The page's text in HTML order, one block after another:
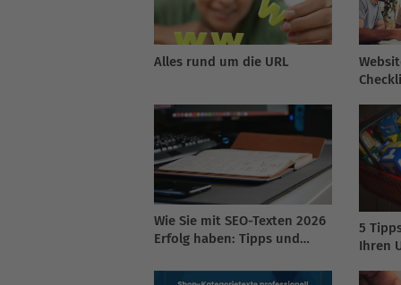
Alles rund um die URL
Wie Sie mit SEO-Texten 2026
Erfolg haben: Tipps und
5
Ihren